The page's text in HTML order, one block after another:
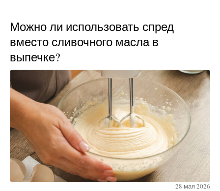
Можно ли использовать спред
вместо сливочного масла в
выпечке?
28 мая 2026